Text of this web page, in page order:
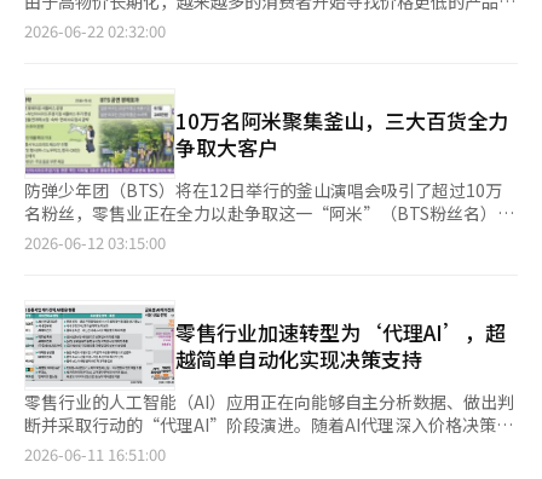
投资得以实现，霍南地区的人口和购买力将同时提升，光州正在推
进的零售商开发项目也将在中长期内期待吸引顾客的效果。”
主、研究机构和政策制定者等所有人开放使用。国家数据处期待这
一工具能够帮助用户直观了解地区的行业分布和产业特性，从而支
了以生活为中心的体系。未来，我们将持续扩大以用户为中心的服
务，帮助国民和企业做出决策。”※ 本报道经人工智能（AI）系统
翻译与编辑。
十一便利店在引入LINE Pay后，上个月的LINE Pay销售额较上月增
长了12%。乐天免税店也在上个月引入了LINE Pay在线支付服
（FIT）的销售额同比增长约38%”，并称这是为了抢占快速增长
的台湾游客市场而采取的措施。百货公司也开始扩大支付基础设
施。预计在9月，乐天百货将在所有门店引入UnionPay QR和NFC
支付。特别是由于本店位于明洞商圈，吸引了大量中化圈客户，因
此引入UnionPay便捷支付后，购物便利性有望进一步提升。零售
业扩大支付手段的背景是外国游客来韩人数的增长。根据文化体育
观光部的数据，今年上半年来韩外国游客首次突破1000万。与去
年7月中旬突破1000万的时间相比，提前了约一个月。其中，中国
大。5月，外国游客在韩国的信用卡支出（包括在线消费）达到了
2.1万亿韩元。这是自2018年1月相关统计开始以来，首次在月度
基础上超过2万亿韩元。尤其是，曾以团体游客为主的来韩消费正
逐渐转向以个人游客为主，支付便利性的重要性也随之增加。因为
个人游客更倾向于在免税店、百货公司和便利店等线下商店直接消
费。因此，零售商认为，仅提供熟悉的支付手段就能提高游客的实
际购买可能性。零售业相关人士表示：“对于外国客户来说，能否
零售业也因此开始以3000至5000韩元的商品为主，重新调整美容
长，便利店和超市也在增加产品和品牌的种类，以满足性价比美容
的需求。大创表示，今年1至5月，其美容销售额同比增长约
30%。特别是与化妆师郑贤物合作推出的“Zoom by 郑贤物”系
列产品大获成功，推动了超低价化妆品的需求。因此，便利店也加
快了美容类别的强化。CU去年将化妆品视为便利店的新增长领
域，并将“美容专营店”扩展至全国600多家。美容专营店销售80
种护肤和彩妆产品，商品种类比一般店铺多出2.5倍以上。CU通过
品牌合作提升价格竞争力。上个月28日，在400多家美容专营店推
量，但价格降低至9000韩元以下，约为原价的一半。由于性价比
化妆品的需求增加，CU今年1至5月的美容类别销售额同比增长
31.1%。GS25也在以“3000韩元统一价”化妆品为主，扩大美容
商品系列。与色彩专业品牌Son&Park及知名品牌如无印良品、女
巫工厂等合作，强化小容量和低价化妆品的产品线。大型超市也加
入了超低价美容市场。易买得与LG生活健康合作，于去年4月推出
了Beyond的第二品牌“Glow: Up by Beyond”，主要商品价格定
在5000韩元以下，形成与大创在3000至5000韩元价格区间相似的
2026-06-22 02:32:00
10万名阿米聚集釜山，三大百货全力
争取大客户
防弹少年团（BTS）将在12日举行的釜山演唱会吸引了超过10万
名粉丝，零售业正在全力以赴争取这一“阿米”（BTS粉丝名）带
来的商机。三大百货公司通过接驳巴士、快闪店和限量商品等方
在演出前，乐天、 新世界和现代百货等主要百货公司正在加强针
对阿米的营销。乐天百货将在14日前运营连接金海机场和西面乐天
城的接驳巴士。在演出当天（12日至13日），还将安排连接西面
乐天城和演出场地的接驳巴士。西面乐天城聚集了釜山乐天酒店、
乐天百货釜山本店和乐天免税店等。此举旨在吸引往返于机场和演
出场地的粉丝，促进购物、住宿和免税需求的增长。新世界百货将
在14日前在釜山Centum City店运营BTS官方快闪店。除了现有的
官方快闪商品外，还将推出釜山限量商品，吸引海外粉丝的光临。
2026-06-12 03:15:00
零售行业加速转型为‘代理AI’，超
越简单自动化实现决策支持
零售行业的人工智能（AI）应用正在向能够自主分析数据、做出判
断并采取行动的“代理AI”阶段演进。随着AI代理深入价格决策、
客户分析和人才培养等核心业务领域，工作方式也在发生变化。
2026-06-11 16:51:00